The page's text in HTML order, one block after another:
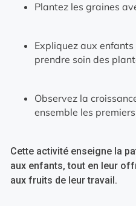
Plantez les graines
Expliquez aux
prendre soin des
Observez la
ensemble les
Cette activité enseigne la
aux enfants, tout en leur
aux fruits de leur travail.